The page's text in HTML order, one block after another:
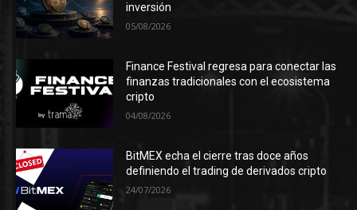
inversión
05/08/2026
Finance Festival regresa para conectar las
finanzas tradicionales con el ecosistema
cripto
04/08/2026
BitMEX echa el cierre tras doce años
definiendo el trading de derivados cripto
24/07/2026